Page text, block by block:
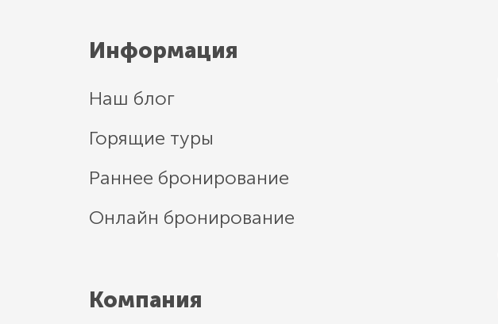
Информация
Наш блог
Горящие туры
Раннее бронирование
Онлайн бронирование
Компания